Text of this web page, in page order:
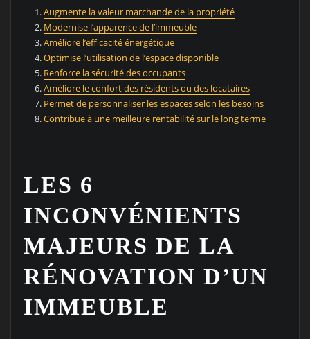
Augmente la valeur marchande de la propriété
Modernise l’apparence de l’immeuble
Améliore l’efficacité énergétique
Optimise l’utilisation de l’espace disponible
Renforce la sécurité des occupants
Améliore le confort des résidents ou des locataires
Permet de personnaliser les espaces selon les besoins
Contribue à une meilleure rentabilité sur le long terme
LES 6
INCONVÉNIENTS
MAJEURS DE LA
RÉNOVATION D’UN
IMMEUBLE